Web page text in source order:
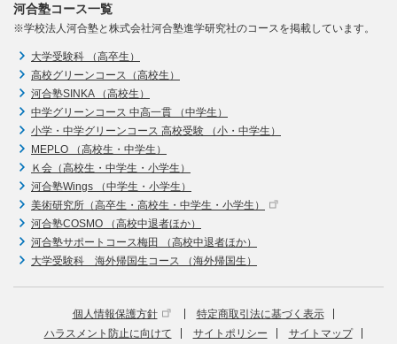
河合塾コース一覧
※学校法人河合塾と株式会社河合塾進学研究社のコースを掲載しています。
大学受験科 （高卒生）
高校グリーンコース（高校生）
河合塾SINKA （高校生）
中学グリーンコース 中高一貫 （中学生）
小学・中学グリーンコース 高校受験 （小・中学生）
MEPLO （高校生・中学生）
Ｋ会（高校生・中学生・小学生）
河合塾Wings （中学生・小学生）
美術研究所（高卒生・高校生・中学生・小学生）
河合塾COSMO （高校中退者ほか）
河合塾サポートコース梅田 （高校中退者ほか）
大学受験科 海外帰国生コース （海外帰国生）
個人情報保護方針
特定商取引法に基づく表示
ハラスメント防止に向けて
サイトポリシー サイトマップ